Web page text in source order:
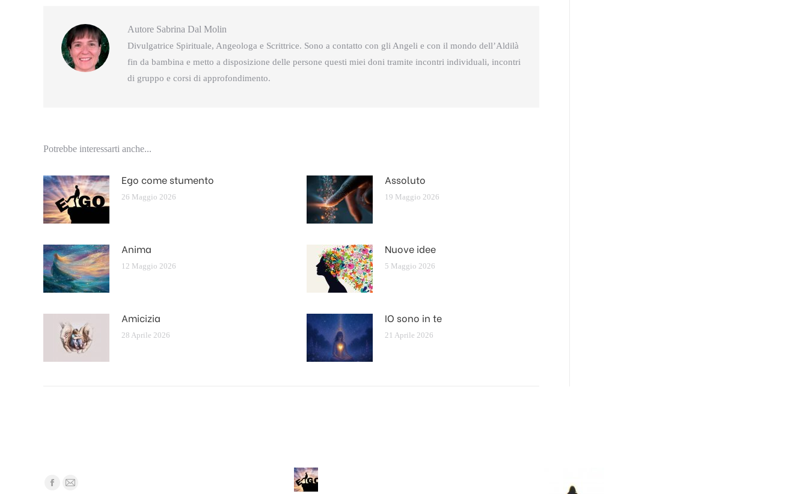
Autore Sabrina Dal Molin
Divulgatrice Spirituale, Angeologa e Scrittrice. Sono a contatto con gli Angeli e con il mondo dell’Aldilà
fin da bambina e metto a disposizione delle persone questi miei doni tramite incontri individuali, incontri
di gruppo e corsi di approfondimento.
Potrebbe interessarti anche...
Ego come stumento
26 Maggio 2026
Assoluto
19 Maggio 2026
Anima
12 Maggio 2026
Nuove idee
5 Maggio 2026
Amicizia
28 Aprile 2026
IO sono in te
21 Aprile 2026